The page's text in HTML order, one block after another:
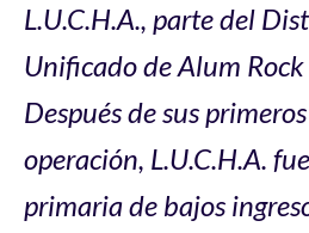
L.U.C.H.A., parte del
Unificado de Alum Rock
Después de sus
operación, L.U.C.H.A.
primaria de bajos